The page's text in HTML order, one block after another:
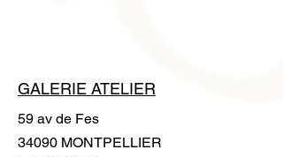
GALERIE ATELIER
59 av de Fes
34090 MONTPELLIER